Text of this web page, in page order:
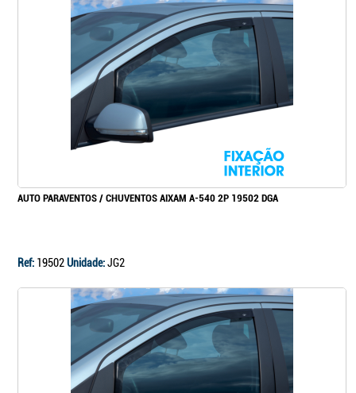
AUTO PARAVENTOS / CHUVENTOS AIXAM A-540 2P 19502 DGA
Ref: 19502Unidade:JG2